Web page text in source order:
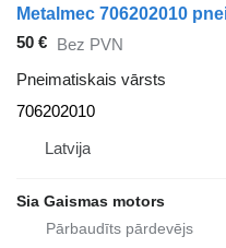
50 € Bez PVN
Pneimatiskais vārsts
706202010
Latvija
Sia Gaismas motors